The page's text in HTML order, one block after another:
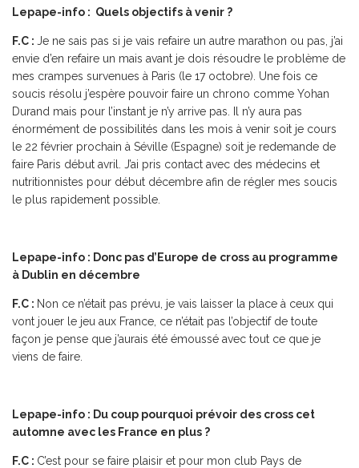
Lepape-info : Quels objectifs à venir ?
F.C : Je ne sais pas si je vais refaire un autre marathon ou pas, j’ai
envie d’en refaire un mais avant je dois résoudre le problème de
mes crampes survenues à Paris (le 17 octobre). Une fois ce
soucis résolu j’espère pouvoir faire un chrono comme Yohan
Durand mais pour l’instant je n’y arrive pas. Il n’y aura pas
énormément de possibilités dans les mois à venir soit je cours
le 22 février prochain à Séville (Espagne) soit je redemande de
faire Paris début avril. J’ai pris contact avec des médecins et
nutritionnistes pour début décembre afin de régler mes soucis
le plus rapidement possible.
Lepape-info : Donc pas d’Europe de cross au programme
à Dublin en décembre
F.C : Non ce n’était pas prévu, je vais laisser la place à ceux qui
vont jouer le jeu aux France, ce n’était pas l’objectif de toute
façon je pense que j’aurais été émoussé avec tout ce que je
viens de faire.
Lepape-info : Du coup pourquoi prévoir des cross cet
automne avec les France en plus ?
F.C : C’est pour se faire plaisir et pour mon club Pays de